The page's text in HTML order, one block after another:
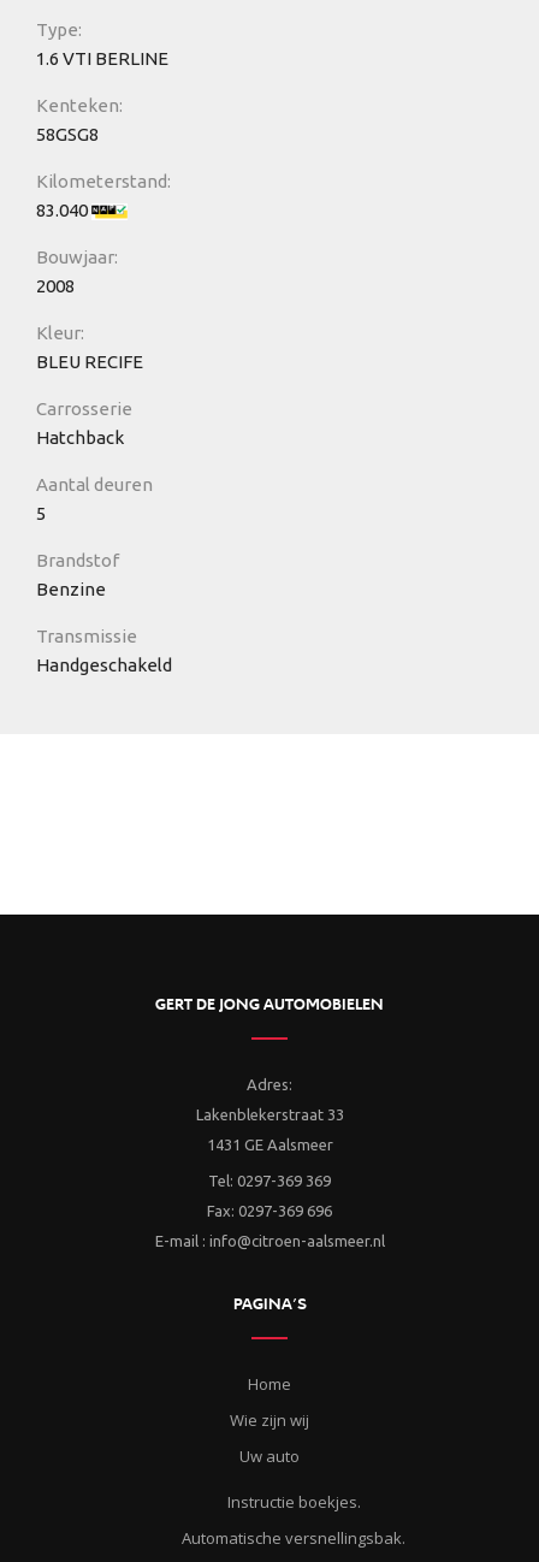
Type:
1.6 VTI BERLINE
Kenteken:
58GSG8
Kilometerstand:
83.040
Bouwjaar:
2008
Kleur:
BLEU RECIFE
Carrosserie
Hatchback
Aantal deuren
5
Brandstof
Benzine
Transmissie
Handgeschakeld
GERT DE JONG AUTOMOBIELEN
Adres:
Lakenblekerstraat 33
1431 GE Aalsmeer
Tel: 0297-369 369
Fax: 0297-369 696
E-mail : info@citroen-aalsmeer.nl
PAGINA’S
Home
Wie zijn wij
Uw auto
Instructie boekjes.
Automatische versnellingsbak.